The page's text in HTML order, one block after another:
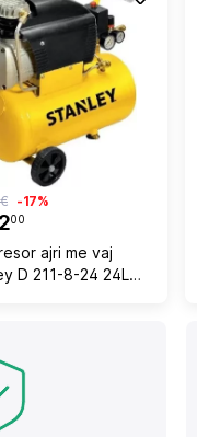
00
-17%
ajri me vaj
D 211-8-24 24L